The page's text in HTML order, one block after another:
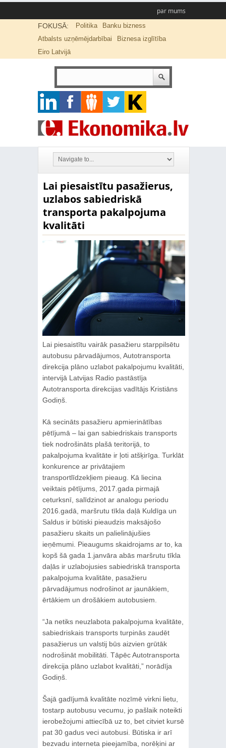
par mums
FOKUSĀ: Politika
Banku bizness
Atbalsts uzņēmējdarbībai
Biznesa izglītība
Eiro Latvijā
Lai piesaistītu pasažierus,
uzlabos sabiedriskā
transporta pakalpojuma
kvalitāti
Lai piesaistītu vairāk pasažieru starppilsētu
autobusu pārvadājumos, Autotransporta
direkcija plāno uzlabot pakalpojumu kvalitāti,
intervijā Latvijas Radio pastāstīja
Autotransporta direkcijas vadītājs Kristiāns
Godiņš.
Kā secināts pasažieru apmierinātības
pētījumā – lai gan sabiedriskais transports
tiek nodrošināts plašā teritorijā, to
pakalpojuma kvalitāte ir ļoti atšķirīga. Turklāt
konkurence ar privātajiem
transportlīdzekļiem pieaug. Kā liecina
veiktais pētījums, 2017.gada pirmajā
ceturksnī, salīdzinot ar analogu periodu
2016.gadā, maršrutu tīkla daļā Kuldīga un
Saldus ir būtiski pieaudzis maksājošo
pasažieru skaits un palielinājušies
ieņēmumi. Pieaugums skaidrojams ar to, ka
kopš šā gada 1.janvāra abās maršrutu tīkla
daļās ir uzlabojusies sabiedriskā transporta
pakalpojuma kvalitāte, pasažieru
pārvadājumus nodrošinot ar jaunākiem,
ērtākiem un drošākiem autobusiem.
“Ja netiks neuzlabota pakalpojuma kvalitāte,
sabiedriskais transports turpinās zaudēt
pasažierus un valstij būs aizvien grūtāk
nodrošināt mobilitāti. Tāpēc Autotransporta
direkcija plāno uzlabot kvalitāti,” norādīja
Godiņš.
Šajā gadījumā kvalitāte nozīmē virkni lietu,
tostarp autobusu vecumu, jo pašlaik noteikti
ierobežojumi attiecībā uz to, bet citviet kursē
pat 30 gadus veci autobusi. Būtiska ir arī
bezvadu interneta pieejamība, norēķini ar